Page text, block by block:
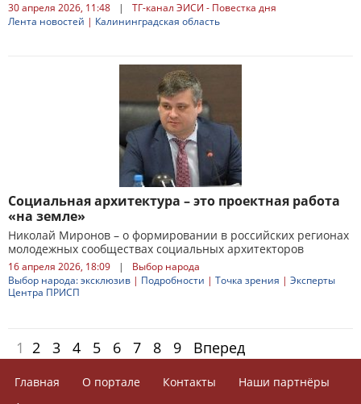
30 апреля 2026, 11:48 |
ТГ-канал ЭИСИ - Повестка дня
Лента новостей | Калининградская область
Социальная архитектура – это проектная работа
«на земле»
Николай Миронов – о формировании в российских регионах
молодежных сообществах социальных архитекторов
16 апреля 2026, 18:09 |
Выбор народа
Выбор народа: эксклюзив | Подробности | Точка зрения | Эксперты
Центра ПРИСП
1 2 3 4 5 6 7 8 9 Вперед
Главная О портале Контакты
Наши партнёры